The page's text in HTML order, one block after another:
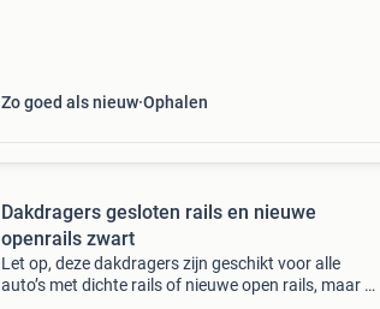
Zo goed als nieuw Ophalen
Dakdragers gesloten rails en nieuwe
openrails zwart
Let op, deze dakdragers zijn geschikt voor alle
auto’s met dichte rails of nieuwe open rails, maar er